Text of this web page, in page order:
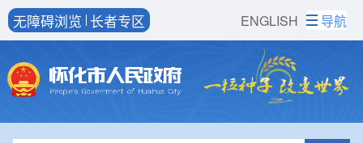
ENGLISH
无障碍浏览 长者专区 导航